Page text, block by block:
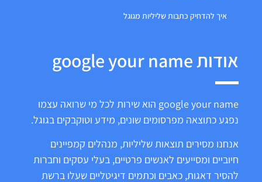
איך להדחיק כתבות שליליות מגוגל
אודות google your name
google your name הוא שירות לכל מי שרואה עצמו
נפגע כתוצאה מפרסומים שונים, מידע וטוקבקים בגוגל.
אנחנו מסירים תוצאות שליליות, מנהלים קמפיינים
חיוביים ומסייעים לאנשים פרטיים, בעלי עסקים וחברות
להסיר דאגות, כאבים וכתמים דיגיטליים שעלו ברשת